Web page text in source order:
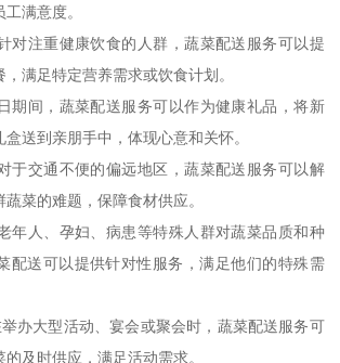
满意度。
对注重健康饮食的人群，蔬菜配送服务可以提
满足特定营养需求或饮食计划。
期间，蔬菜配送服务可以作为健康礼品，将新
送到亲朋手中，体现心意和关怀。
于交通不便的偏远地区，蔬菜配送服务可以解
菜的难题，保障食材供应。
年人、孕妇、病患等特殊人群对蔬菜品质和种
配送可以提供针对性服务，满足他们的特殊需
办大型活动、宴会或聚会时，蔬菜配送服务可
及时供应，满足活动需求。